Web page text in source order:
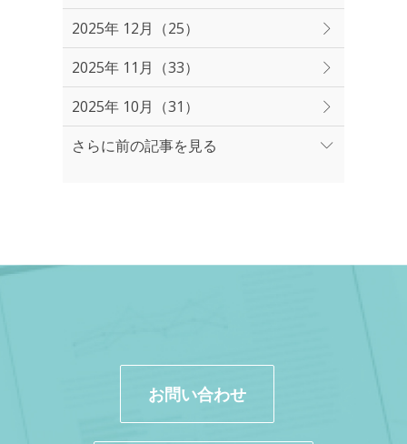
2025年 12月（25）
2025年 11月（33）
2025年 10月（31）
さらに前の記事を見る
お問い合わせ